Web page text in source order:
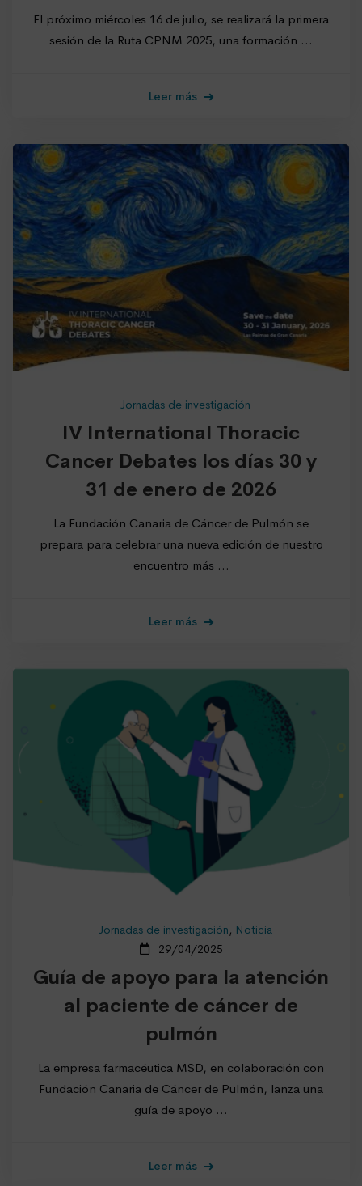
El próximo miércoles 16 de julio, se realizará la primera
sesión de la Ruta CPNM 2025, una formación …
Leer más
Jornadas de investigación
IV International Thoracic
Cancer Debates los días 30 y
31 de enero de 2026
La Fundación Canaria de Cáncer de Pulmón se
prepara para celebrar una nueva edición de nuestro
encuentro más …
Leer más
Jornadas de investigación, Noticia
29/04/2025
Guía de apoyo para la atención
al paciente de cáncer de
pulmón
La empresa farmacéutica MSD, en colaboración con
Fundación Canaria de Cáncer de Pulmón, lanza una
guía de apoyo …
Leer más